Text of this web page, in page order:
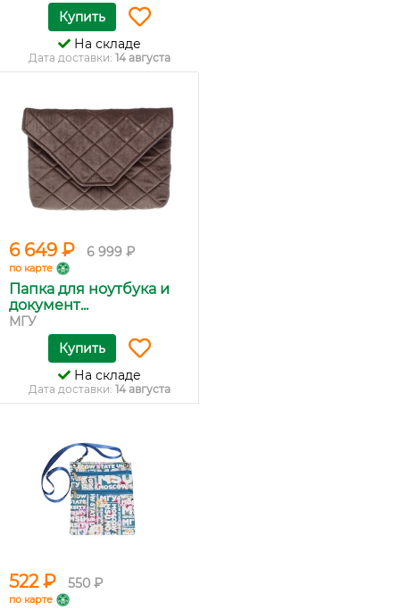
Купить
На складе
Дата доставки: 14 августа
6 649 ₽ 6 999 ₽
по карте
Папка для ноутбука и
документ...
МГУ
Купить
На складе
Дата доставки: 14 августа
522 ₽ 550 ₽
по карте